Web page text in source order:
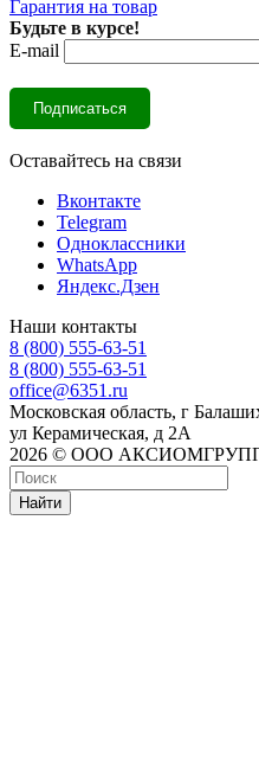
Гарантия на товар
Будьте в курсе!
E-mail
Оставайтесь на связи
Вконтакте
Telegram
Одноклассники
WhatsApp
Яндекс.Дзен
Наши контакты
8 (800) 555-63-51
8 (800) 555-63-51
office@6351.ru
Московская область, г
ул Керамическая, д 2А
2026 © ООО АКСИОМГРУПП
Найти